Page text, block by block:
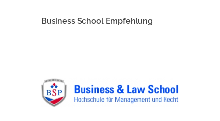
Business School Empfehlung